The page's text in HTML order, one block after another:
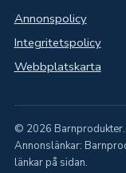
Annonspolicy
Integritetspolicy
Webbplatskarta
© 2026
Annonslänkar:
länkar på sidan.